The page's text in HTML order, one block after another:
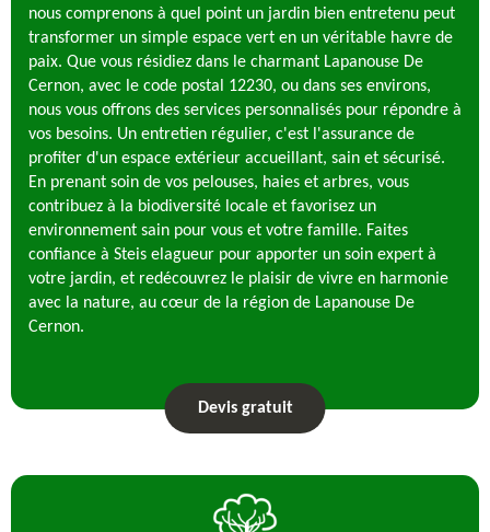
nous comprenons à quel point un jardin bien entretenu peut
transformer un simple espace vert en un véritable havre de
paix. Que vous résidiez dans le charmant Lapanouse De
Cernon, avec le code postal 12230, ou dans ses environs,
nous vous offrons des services personnalisés pour répondre à
vos besoins. Un entretien régulier, c'est l'assurance de
profiter d'un espace extérieur accueillant, sain et sécurisé.
En prenant soin de vos pelouses, haies et arbres, vous
contribuez à la biodiversité locale et favorisez un
environnement sain pour vous et votre famille. Faites
confiance à Steis elagueur pour apporter un soin expert à
votre jardin, et redécouvrez le plaisir de vivre en harmonie
avec la nature, au cœur de la région de Lapanouse De
Cernon.
Devis gratuit